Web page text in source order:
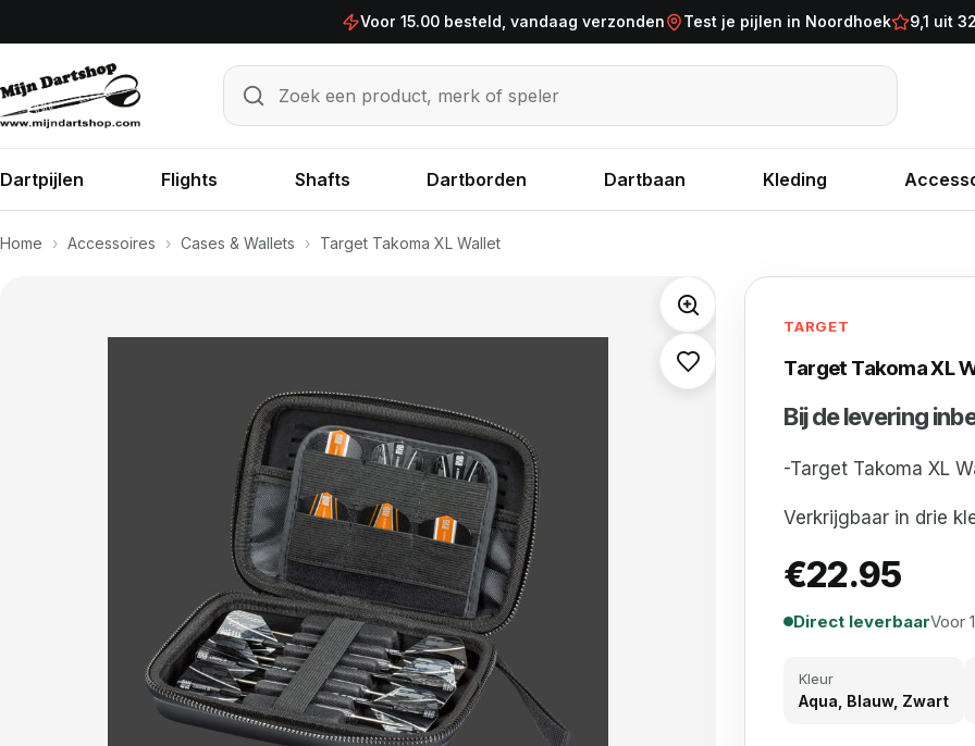
Voor 15.00 besteld, vandaag verzonden Test je pijlen in Noordhoek 9,1 uit
Zoek een product, merk of speler
Zoeken
Dartpijlen Flights Shafts Dartborden Dartbaan Kleding
Home › Accessoires › Cases & Wallets › Target Takoma XL Wallet
TARGET
Target Takoma XL
Bij de levering
-Target Takoma XL
Verkrijgbaar in drie
€22.95
Direct leverbaarVoor
Kleur
Aqua, Blauw, Zwart